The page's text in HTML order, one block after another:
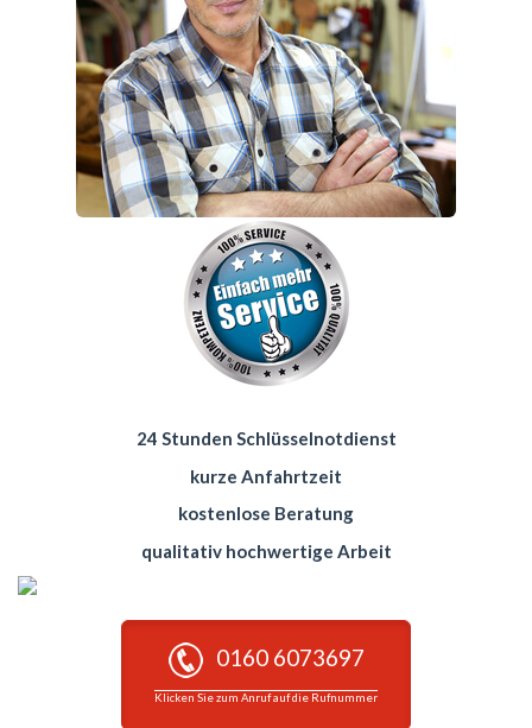
24 Stunden Schlüsselnotdienst
kurze Anfahrtzeit
kostenlose Beratung
qualitativ hochwertige Arbeit
0160 6073697
Klicken Sie zum Anruf auf die Rufnummer